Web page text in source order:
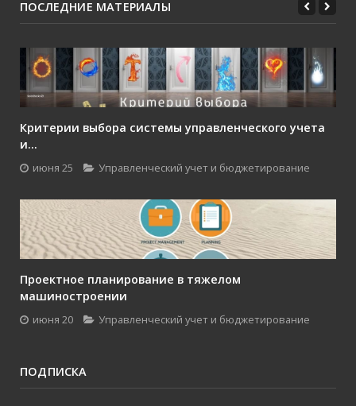
ПОСЛЕДНИЕ МАТЕРИАЛЫ
Критерии выбора системы управленческого учета
и...
июня 25 Управленческий учет и бюджетирование
Проектное планирование в тяжелом
машиностроении
июня 20 Управленческий учет и бюджетирование
ПОДПИСКА